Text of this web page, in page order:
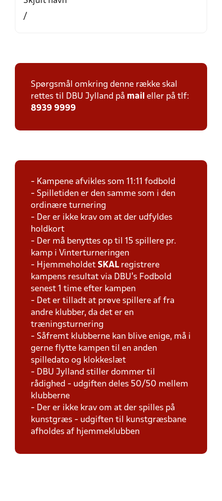
/
Spørgsmål omkring denne række skal
rettes til DBU Jylland på mail eller på tlf:
8939 9999
- Kampene afvikles som 11:11 fodbold
- Spilletiden er den samme som i den
ordinære turnering
- Der er ikke krav om at der udfyldes
holdkort
- Der må benyttes op til 15 spillere pr.
kamp i Vinterturneringen
- Hjemmeholdet SKAL registrere
kampens resultat via DBU's Fodbold
senest 1 time efter kampen
- Det er tilladt at prøve spillere af fra
andre klubber, da det er en
træningsturnering
- Såfremt klubberne kan blive enige, må i
gerne flytte kampen til en anden
spilledato og klokkeslæt
- DBU Jylland stiller dommer til
rådighed - udgiften deles 50/50 mellem
klubberne
- Der er ikke krav om at der spilles på
kunstgræs - udgiften til kunstgræsbane
afholdes af hjemmeklubben